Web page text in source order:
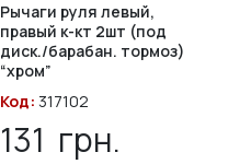
Рычаги руля левый,
правый к-кт 2шт (под
диск./барабан. тормоз)
“хром”
Код: 317102
131 грн.